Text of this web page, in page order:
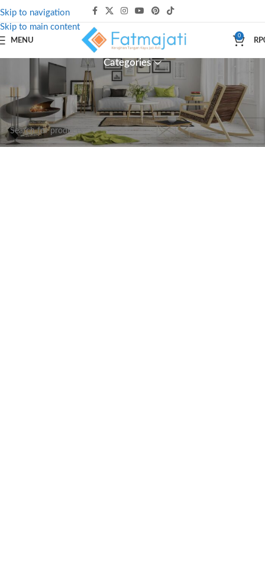
Skip to navigation
Skip to main content
MENU
0
RP
Categories
Dekorasi & Aksesoris Tempat Tisu
Tidak ada produk yang ditemukan sesuai dengan pilihan Anda.